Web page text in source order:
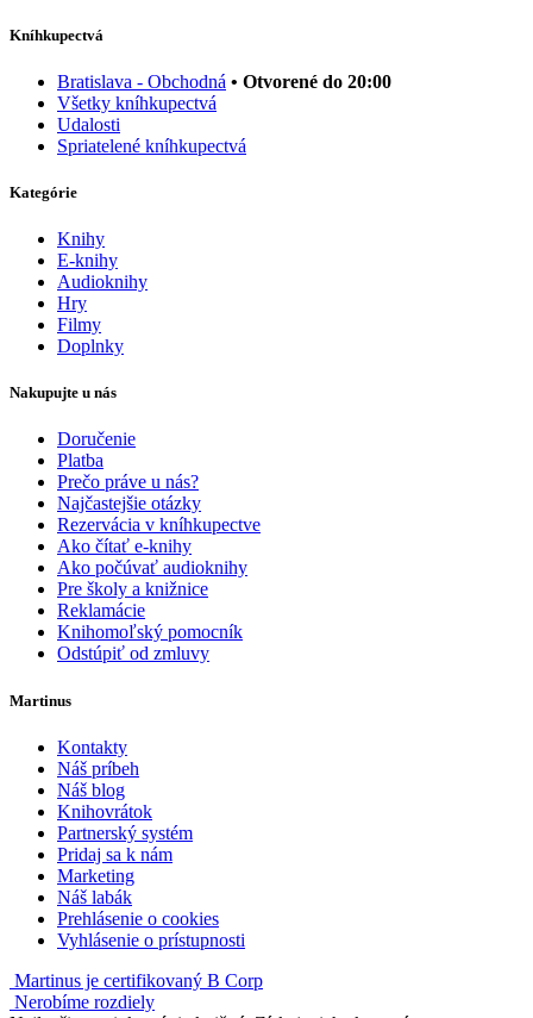
Kníhkupectvá
Bratislava - Obchodná • Otvorené do 20:00
Všetky kníhkupectvá
Udalosti
Spriatelené kníhkupectvá
Kategórie
Knihy
E-knihy
Audioknihy
Hry
Filmy
Doplnky
Nakupujte u nás
Doručenie
Platba
Prečo práve u nás?
Najčastejšie otázky
Rezervácia v kníhkupectve
Ako čítať e-knihy
Ako počúvať audioknihy
Pre školy a knižnice
Reklamácie
Knihomoľský pomocník
Odstúpiť od zmluvy
Martinus
Kontakty
Náš príbeh
Náš blog
Knihovrátok
Partnerský systém
Pridaj sa k nám
Marketing
Náš labák
Prehlásenie o cookies
Vyhlásenie o prístupnosti
Martinus je certifikovaný B Corp
Nerobíme rozdiely